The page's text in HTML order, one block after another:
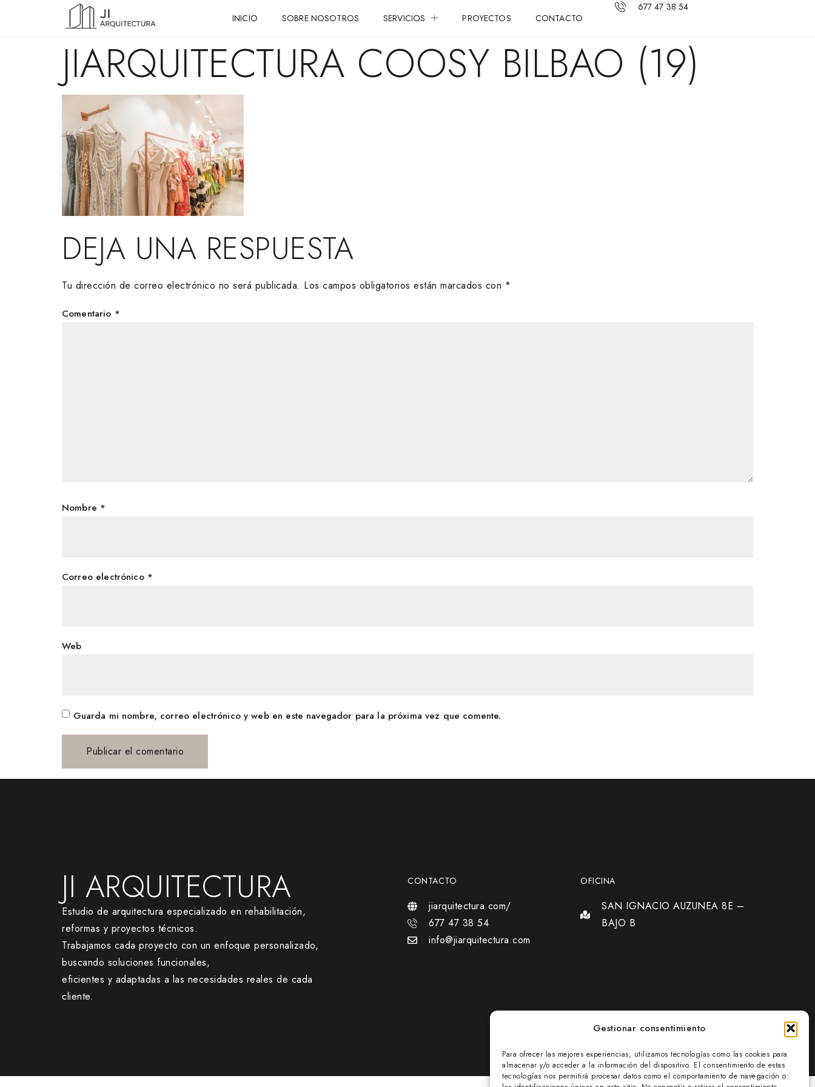
Gestionar consentimiento
Para ofrecer las mejores experiencias, utilizamos tecnologías como las cookies para
almacenar y/o acceder a la información del dispositivo. El consentimiento de estas
tecnologías nos permitirá procesar datos como el comportamiento de navegación o
INICIO SOBRE NOSOTROS SERVICIOS PROYECTOS CONTACTO
677 47 38 54
JIARQUITECTURA COOSY BILBAO (19)
DEJA UNA RESPUESTA
Tu dirección de correo electrónico no será publicada. Los campos obligatorios están marcados con *
Comentario *
Nombre *
Correo electrónico *
Web
Guarda mi nombre, correo electrónico y web en este navegador para la próxima vez que comente.
JI ARQUITECTURA
Estudio de arquitectura especializado en rehabilitación,
reformas y proyectos técnicos.
Trabajamos cada proyecto con un enfoque personalizado,
buscando soluciones funcionales,
eficientes y adaptadas a las necesidades reales de cada
cliente.
CONTACTO
jiarquitectura.com/
677 47 38 54
info@jiarquitectura.com
OFICINA
SAN IGNACIO AUZUNEA 8E –
BAJO B